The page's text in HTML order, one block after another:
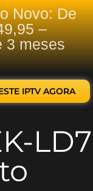
Novo: De
–
3 meses
IPTV AGORA
LD7